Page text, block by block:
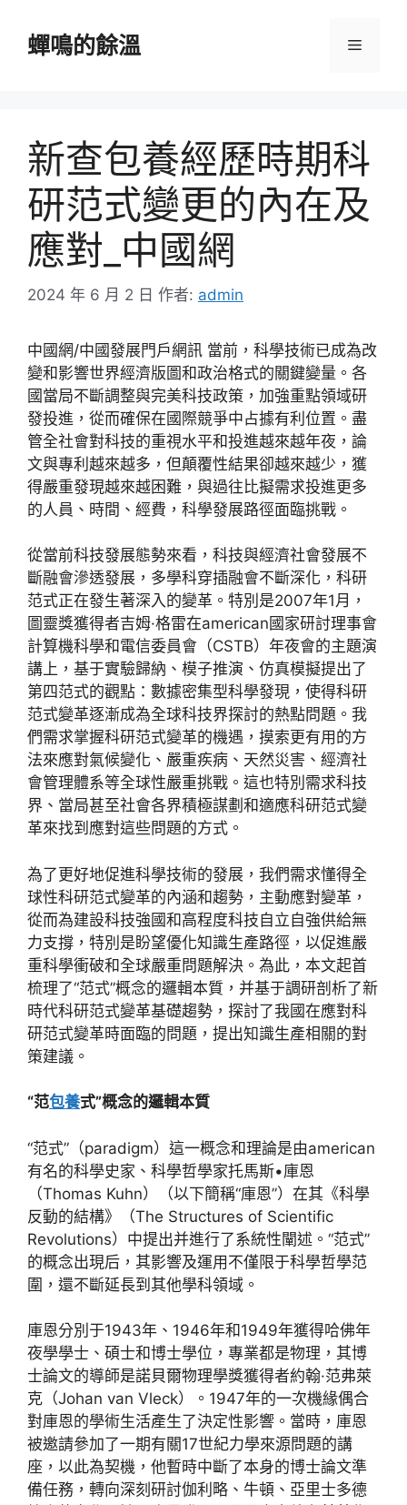
蟬鳴的餘溫 選
新查包養經歷時期科
研范式變更的內在及
應對_中國網
2024 年 6 月 2 日 作者: admin
中國網/中國發展門戶網訊 當前，科學技術已成為改
變和影響世界經濟版圖和政治格式的關鍵變量。各
國當局不斷調整與完美科技政策，加強重點領域研
發投進，從而確保在國際競爭中占據有利位置。盡
管全社會對科技的重視水平和投進越來越年夜，論
文與專利越來越多，但顛覆性結果卻越來越少，獲
得嚴重發現越來越困難，與過往比擬需求投進更多
的人員、時間、經費，科學發展路徑面臨挑戰。
從當前科技發展態勢來看，科技與經濟社會發展不
斷融會滲透發展，多學科穿插融會不斷深化，科研
范式正在發生著深入的變革。特別是2007年1月，
圖靈獎獲得者吉姆·格雷在american國家研討理事會
計算機科學和電信委員會（CSTB）年夜會的主題演
講上，基于實驗歸納、模子推演、仿真模擬提出了
第四范式的觀點：數據密集型科學發現，使得科研
范式變革逐漸成為全球科技界探討的熱點問題。我
們需求掌握科研范式變革的機遇，摸索更有用的方
法來應對氣候變化、嚴重疾病、天然災害、經濟社
會管理體系等全球性嚴重挑戰。這也特別需求科技
界、當局甚至社會各界積極謀劃和適應科研范式變
革來找到應對這些問題的方式。
為了更好地促進科學技術的發展，我們需求懂得全
球性科研范式變革的內涵和趨勢，主動應對變革，
從而為建設科技強國和高程度科技自立自強供給無
力支撐，特別是盼望優化知識生產路徑，以促進嚴
重科學衝破和全球嚴重問題解決。為此，本文起首
梳理了“范式”概念的邏輯本質，并基于調研剖析了新
時代科研范式變革基礎趨勢，探討了我國在應對科
研范式變革時面臨的問題，提出知識生產相關的對
策建議。
“范包養式”概念的邏輯本質
“范式”（paradigm）這一概念和理論是由american
有名的科學史家、科學哲學家托馬斯•庫恩
（Thomas Kuhn）（以下簡稱“庫恩”）在其《科學
反動的結構》（The Structures of Scientific
Revolutions）中提出并進行了系統性闡述。“范式”
的概念出現后，其影響及運用不僅限于科學哲學范
圍，還不斷延長到其他學科領域。
庫恩分別于1943年、1946年和1949年獲得哈佛年
夜學學士、碩士和博士學位，專業都是物理，其博
士論文的導師是諾貝爾物理學獎獲得者約翰·范弗萊
克（Johan van Vleck）。1947年的一次機緣偶合
對庫恩的學術生活產生了決定性影響。當時，庫恩
被邀請參加了一期有關17世紀力學來源問題的講
座，以此為契機，他暫時中斷了本身的博士論文準
備任務，轉向深刻研討伽利略、牛頓、亞里士多德